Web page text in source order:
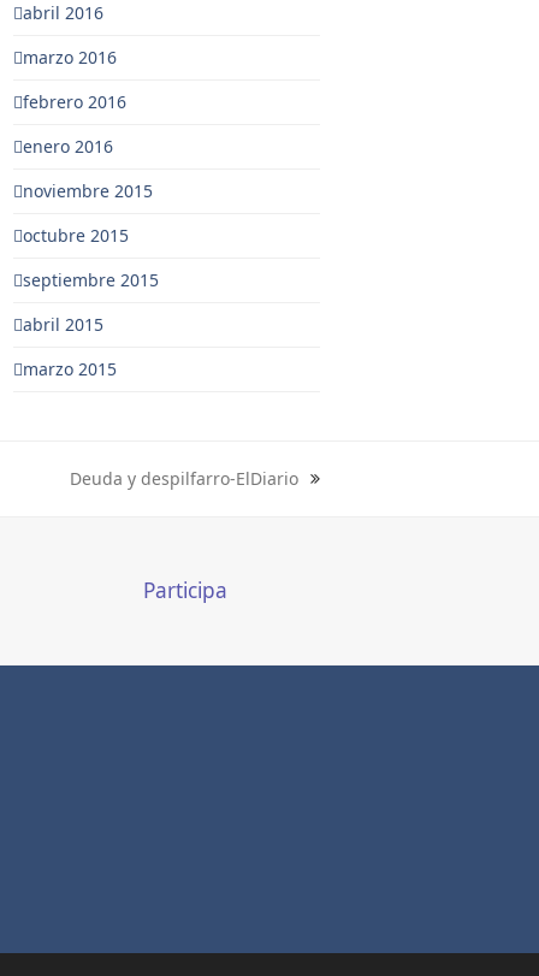
abril 2016
marzo 2016
febrero 2016
enero 2016
noviembre 2015
octubre 2015
septiembre 2015
abril 2015
marzo 2015
Deuda y despilfarro-ElDiario
Participa